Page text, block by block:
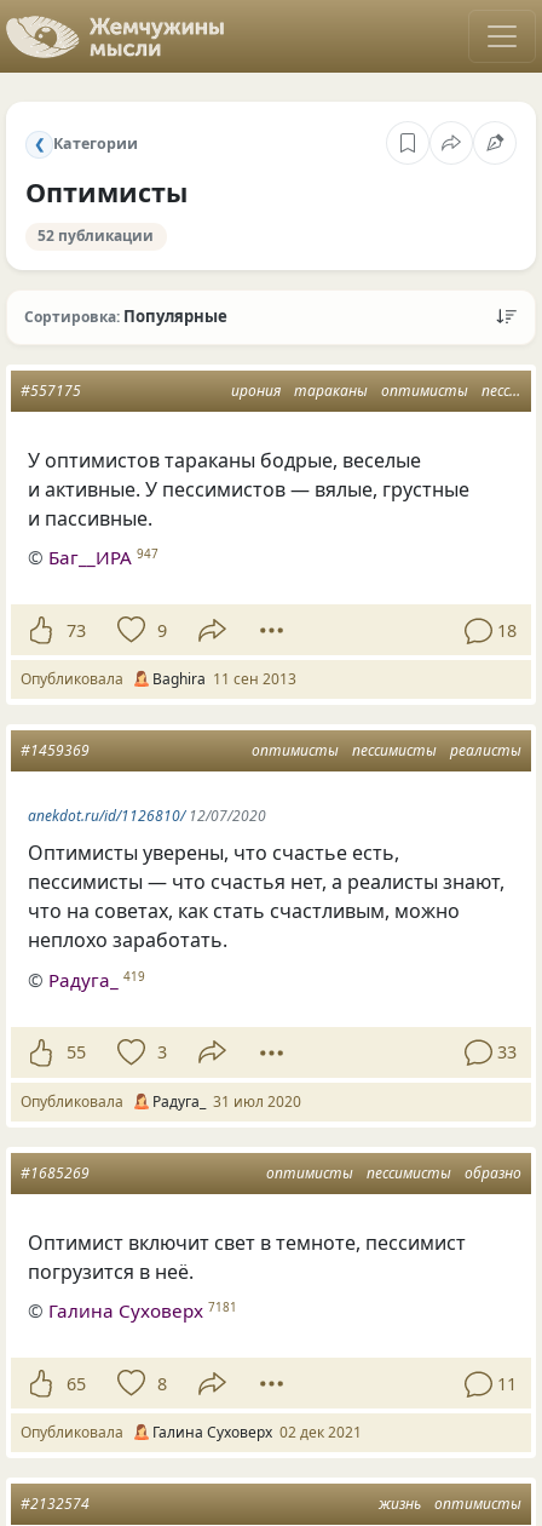
❮ Категории
Оптимисты
52 публикации
Сортировка: Популярные
ирония тараканы оптимисты пессимисты
#557175
У оптимистов тараканы бодрые, веселые
и активные. У пессимистов — вялые, грустные
и пассивные.
© Баг__ИРА 947
73 9 18
Опубликовала Baghira 11 сен 2013
оптимисты пессимисты реалисты
#1459369
anekdot.ru/id/1126810/12/07/2020
Оптимисты уверены, что счастье есть,
пессимисты — что счастья нет, а реалисты знают,
что на советах, как стать счастливым, можно
неплохо заработать.
© Радуга_ 419
55 3 33
Опубликовала Радуга_ 31 июл 2020
оптимисты пессимисты образно
#1685269
Оптимист включит свет в темноте, пессимист
погрузится в неё.
© Галина Суховерх 7181
65 8 11
Опубликовала Галина Суховерх 02 дек 2021
жизнь оптимисты
#2132574